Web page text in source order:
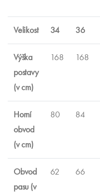
Velikost 34 36
Výška
postavy
(v cm)
168 168
Horní
obvod
(v cm)
80 84
Obvod
pasu (v
62 66